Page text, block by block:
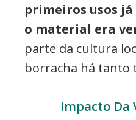
primeiros usos
o material era
parte da cultura
borracha há tanto
Impacto Da